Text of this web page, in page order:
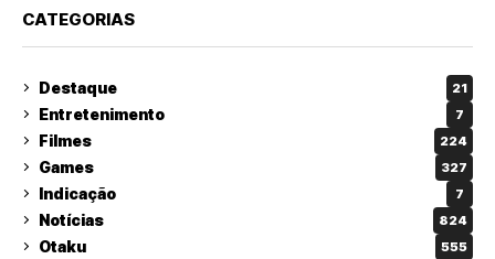
CATEGORIAS
Destaque 21
Entretenimento 7
Filmes 224
Games 327
Indicação 7
Notícias 824
Otaku 555